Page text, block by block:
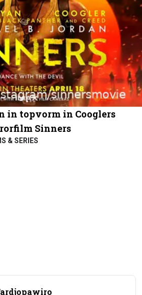
in topvorm in Cooglers
Sinners
& SERIES